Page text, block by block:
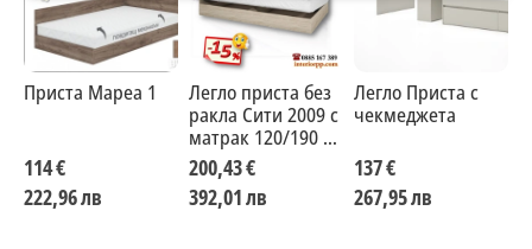
Приста Мареа 1
114 €
222,96 лв
Легло приста без
ракла Сити 2009 с
матрак 120/190 с
15%Промоция до
14.08.26
200,43 €
392,01 лв
Легло Приста с
чекмеджета
137 €
267,95 лв